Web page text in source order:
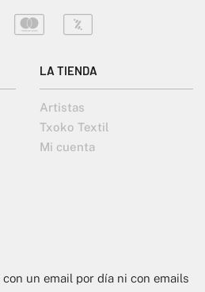
LA TIENDA
Artistas
Txoko Textil
Mi cuenta
un email por día ni con emails